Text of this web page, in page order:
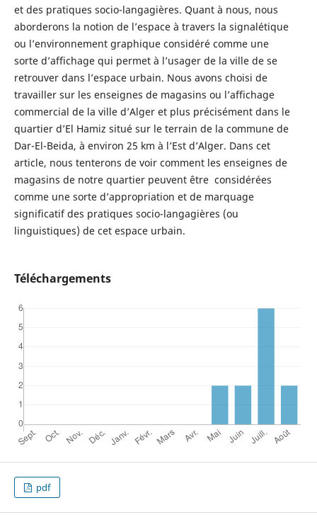
et des pratiques socio-langagières. Quant à nous, nous
aborderons la notion de l’espace à travers la signalétique
ou l’environnement graphique considéré comme une
sorte d’affichage qui permet à l’usager de la ville de se
retrouver dans l’espace urbain. Nous avons choisi de
travailler sur les enseignes de magasins ou l’affichage
commercial de la ville d’Alger et plus précisément dans le
quartier d’El Hamiz situé sur le terrain de la commune de
Dar-El-Beida, à environ 25 km à l’Est d’Alger. Dans cet
article, nous tenterons de voir comment les enseignes de
magasins de notre quartier peuvent être considérées
comme une sorte d’appropriation et de marquage
significatif des pratiques socio-langagières (ou
linguistiques) de cet espace urbain.
Téléchargements
pdf